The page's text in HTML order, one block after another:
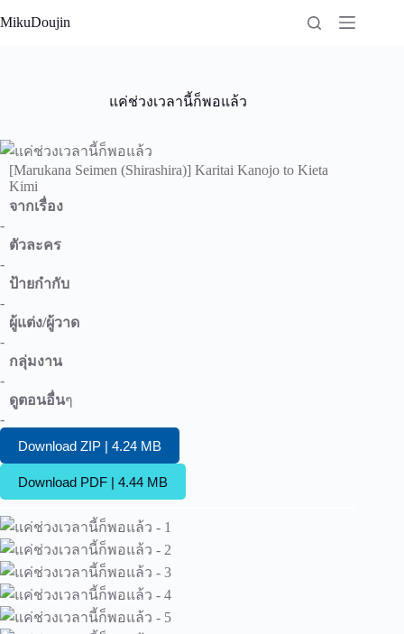
to
MikuDoujin
แค่ช่วงเวลานี้ก็พอแล้ว
[Marukana Seimen (Shirashira)] Karitai Kanojo to Kieta
Kimi
จากเรื่อง
-
ตัวละคร
-
ป้ายกำกับ
-
ผู้แต่ง/ผู้วาด
-
กลุ่มงาน
-
ดูตอนอื่นๆ
-
Download ZIP | 4.24 MB
Download PDF | 4.44 MB